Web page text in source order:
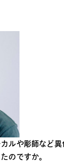
ルや彫師など
のですか。